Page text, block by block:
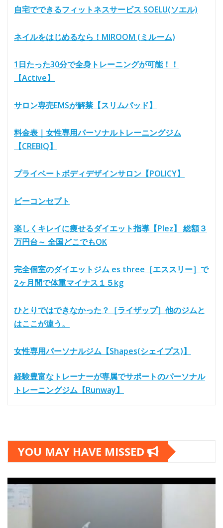
自宅でできるフィットネスサービス SOELU(ソエル)
ネイルをはじめるなら！MIROOM (ミルーム)
1日たった30分で全身トレーニングが可能！！
【Active】
サロン専売EMSが解禁【スリムパッド】
料金表｜女性専用パーソナルトレーニングジム
【CREBIQ】
プライベートボディデザインサロン【POLICY】
ビーコンセプト
楽しくキレイに痩せるダイエット指導【Plez】 総額３
万円台～ 全国どこでもOK
完全個室のダイエットジム es three［エススリー］で
2ヶ月間で体重マイナス１５kg
ひとりではできなかった？［ライザップ］他のジムと
はここが違う。
女性専用パーソナルジム【Shapes(シェイプス)】
経験豊富なトレーナーが専属でサポートのパーソナル
トレーニングジム【Runway】
YOU MAY HAVE MISSED